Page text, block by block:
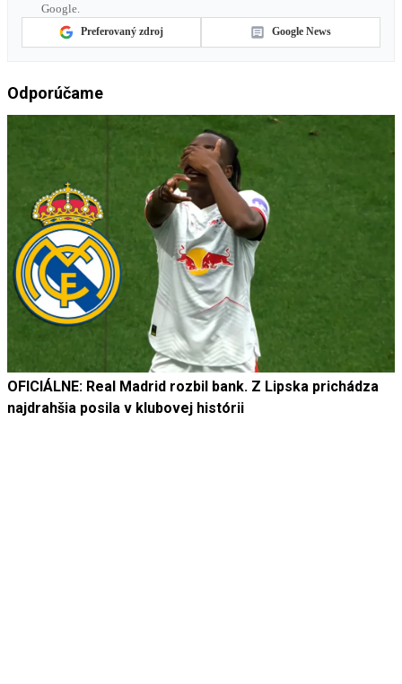
Google.
Preferovaný zdroj Google News
Odporúčame
OFICIÁLNE: Real Madrid rozbil bank. Z Lipska prichádza
najdrahšia posila v klubovej histórii